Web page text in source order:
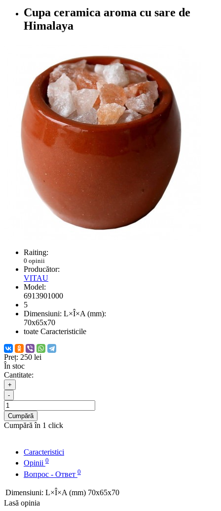
Cupa ceramica aroma cu sare de
Himalaya
Raiting:
0 opinii
Producător:
VITAU
Model:
6913901000
5
Dimensiuni: L×Î×A (mm):
70x65x70
toate Caracteristicile
Preț: 250 lei
În stoc
Cantitate:
+
-
Cumpără
Cumpără în 1 click
Caracteristici
Opinii 0
Вопрос - Ответ 0
Dimensiuni: L×Î×A (mm) 70x65x70
Lasă opinia